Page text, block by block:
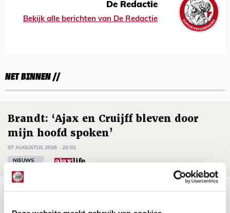
De Redactie
Bekijk alle berichten van De Redactie
NET BINNEN //
Brandt: ‘Ajax en Cruijff bleven door
mijn hoofd spoken’
07 AUGUSTUS 2026 - 20:02
NIEUWS
Míchel geeft blessure-update en
spreekt over Godts, Baas en